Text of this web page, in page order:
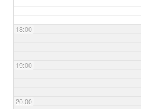
18:00
19:00
20:00